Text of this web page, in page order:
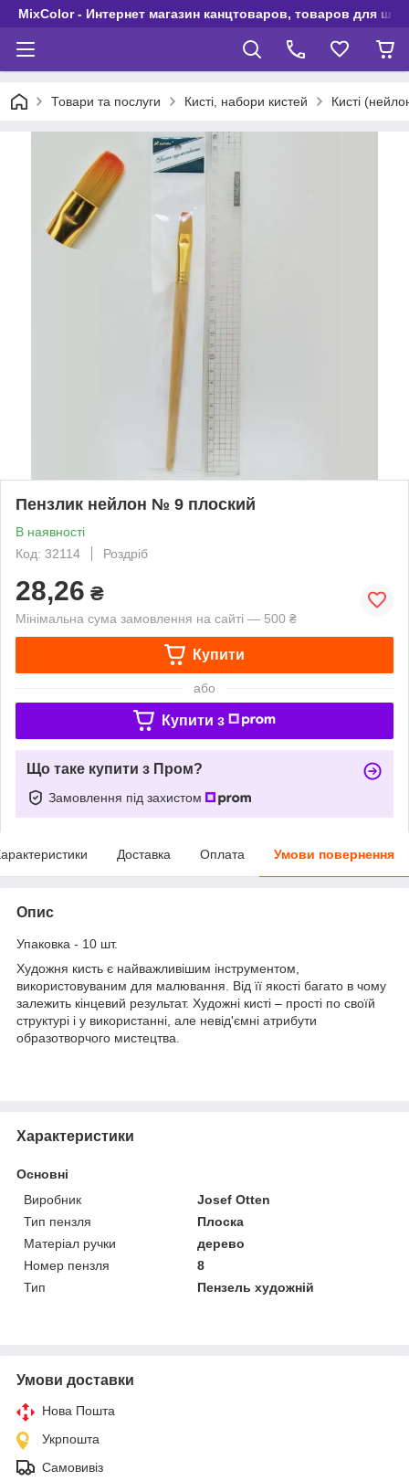
MixColor - Интернет магазин канцтоваров, товаров для
Товари та послуги Кисті, набори кистей Кисті
Пензлик нейлон № 9 плоский
В наявності
Код: 32114
Роздріб
28,26 ₴
Мінімальна сума замовлення на сайті — 500 ₴
Купити
або
Купити з
Що таке купити з Пром?
Замовлення під захистом
Доставка Оплата Умови повернення
Опис
Упаковка - 10 шт.
Художня кисть є найважливішим інструментом,
використовуваним для малювання. Від її якості багато в чому
залежить кінцевий результат. Художні кисті – прості по своїй
структурі і у використанні, але невід'ємні атрибути
образотворчого мистецтва.
Характеристики
Основні
Виробник
Josef Otten
Тип пензля
Плоска
Матеріал ручки
дерево
Номер пензля
8
Тип
Пензель художній
Умови доставки
Нова Пошта
Укрпошта
Самовивіз